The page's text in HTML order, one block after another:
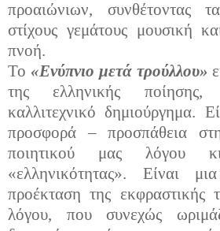
προαιώνιων, συνθέτοντας
στίχους γεμάτους μουσική
πνοή.
Το «Ενύπνιο μετά τρούλλου»
της ελληνικής ποίησης,
καλλιτεχνικό δημιούργημα.
προσφορά – προσπάθεια
ποιητικού μας λόγου
«ελληνικότητας». Είναι
προέκταση της εκφραστικής
λόγου, που συνεχώς